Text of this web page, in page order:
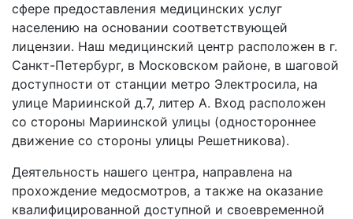
сфере предоставления медицинских услуг
населению на основании соответствующей
лицензии. Наш медицинский центр расположен в г.
Санкт-Петербург, в Московском районе, в шаговой
доступности от станции метро Электросила, на
улице Мариинской д.7, литер А. Вход расположен
со стороны Мариинской улицы (одностороннее
движение со стороны улицы Решетникова).
Деятельность нашего центра, направлена на
прохождение медосмотров, а также на оказание
квалифицированной доступной и своевременной